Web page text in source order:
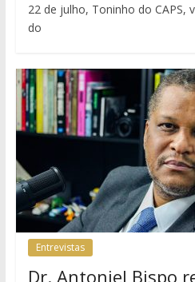
22 de julho, Toninho do CAPS,
do
Entrevistas
Dr. Antoniel Bispo